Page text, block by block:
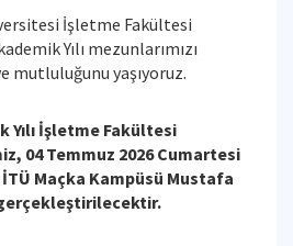
İşletme Fakültesi
Yılı mezunlarımızı
mutluluğunu yaşıyoruz.
Yılı İşletme Fakültesi
04 Temmuz 2026 Cumartesi
Maçka Kampüsü Mustafa